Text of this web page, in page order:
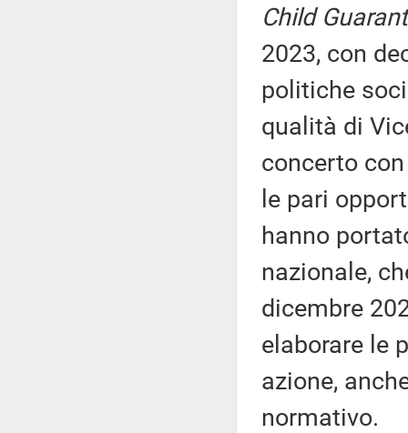
Child
2023, con
politiche
qualità di
concerto
le pari
hanno
nazionale,
dicembre
elaborare le
azione,
normativo.